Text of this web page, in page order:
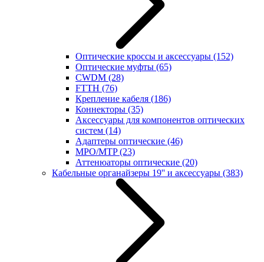
Оптические кроссы и аксессуары (152)
Оптические муфты (65)
CWDM (28)
FTTH (76)
Крепление кабеля (186)
Коннекторы (35)
Аксессуары для компонентов оптических
систем (14)
Адаптеры оптические (46)
MPO/MTP(23)
Аттенюаторы оптические (20)
Кабельные органайзеры 19'' и аксессуары (383)